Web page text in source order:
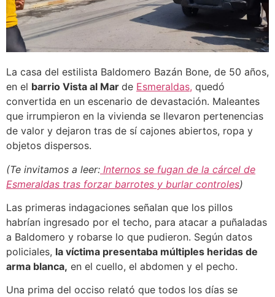
La casa del estilista Baldomero Bazán Bone, de 50 años,
en el barrio Vista al Mar de Esmeraldas, quedó
convertida en un escenario de devastación. Maleantes
que irrumpieron en la vivienda se llevaron pertenencias
de valor y dejaron tras de sí cajones abiertos, ropa y
objetos dispersos.
(Te invitamos a leer: Internos se fugan de la cárcel de
Esmeraldas tras forzar barrotes y burlar controles)
Las primeras indagaciones señalan que los pillos
habrían ingresado por el techo, para atacar a puñaladas
a Baldomero y robarse lo que pudieron. Según datos
policiales, la víctima presentaba múltiples heridas de
arma blanca, en el cuello, el abdomen y el pecho.
Una prima del occiso relató que todos los días se